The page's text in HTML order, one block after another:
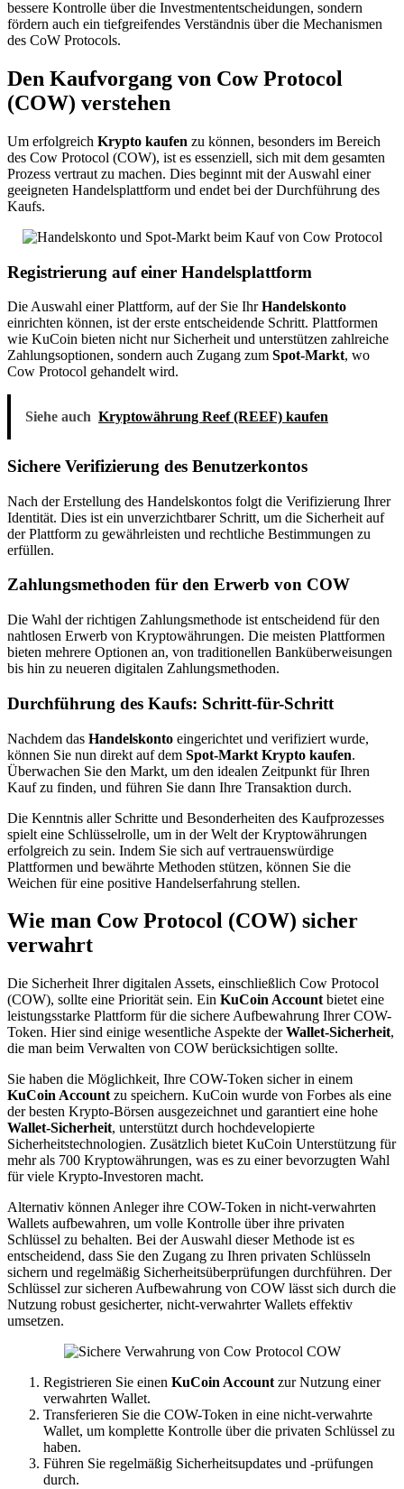
bessere Kontrolle über die Investmententscheidungen, sondern
fördern auch ein tiefgreifendes Verständnis über die Mechanismen
des CoW Protocols.
Den Kaufvorgang von Cow Protocol
(COW) verstehen
Um erfolgreich Krypto kaufen zu können, besonders im Bereich
des Cow Protocol (COW), ist es essenziell, sich mit dem gesamten
Prozess vertraut zu machen. Dies beginnt mit der Auswahl einer
geeigneten Handelsplattform und endet bei der Durchführung des
Kaufs.
Registrierung auf einer Handelsplattform
Die Auswahl einer Plattform, auf der Sie IhrHandelskonto
einrichten können, ist der erste entscheidende Schritt. Plattformen
wie KuCoin bieten nicht nur Sicherheit und unterstützen zahlreiche
Zahlungsoptionen, sondern auch Zugang zum Spot-Markt, wo
Cow Protocol gehandelt wird.
Siehe auch Kryptowährung Reef (REEF) kaufen
Sichere Verifizierung des Benutzerkontos
Nach der Erstellung des Handelskontos folgt die Verifizierung Ihrer
Identität. Dies ist ein unverzichtbarer Schritt, um die Sicherheit auf
der Plattform zu gewährleisten und rechtliche Bestimmungen zu
erfüllen.
Zahlungsmethoden für den Erwerb von COW
Die Wahl der richtigen Zahlungsmethode ist entscheidend für den
nahtlosen Erwerb von Kryptowährungen. Die meisten Plattformen
bieten mehrere Optionen an, von traditionellen Banküberweisungen
bis hin zu neueren digitalen Zahlungsmethoden.
Durchführung des Kaufs: Schritt-für-Schritt
Nachdem das Handelskonto eingerichtet und verifiziert wurde,
können Sie nun direkt auf dem Spot-Markt Krypto kaufen.
Überwachen Sie den Markt, um den idealen Zeitpunkt für Ihren
Kauf zu finden, und führen Sie dann Ihre Transaktion durch.
Die Kenntnis aller Schritte und Besonderheiten des Kaufprozesses
spielt eine Schlüsselrolle, um in der Welt der Kryptowährungen
erfolgreich zu sein. Indem Sie sich auf vertrauenswürdige
Plattformen und bewährte Methoden stützen, können Sie die
Weichen für eine positive Handelserfahrung stellen.
Wie man Cow Protocol (COW) sicher
verwahrt
Die Sicherheit Ihrer digitalen Assets, einschließlich Cow Protocol
(COW), sollte eine Priorität sein. Ein KuCoin Account bietet eine
leistungsstarke Plattform für die sichere Aufbewahrung Ihrer COW-
Token. Hier sind einige wesentliche Aspekte derWallet-Sicherheit,
die man beim Verwalten von COW berücksichtigen sollte.
Sie haben die Möglichkeit, Ihre COW-Token sicher in einem
KuCoin Account zu speichern. KuCoin wurde von Forbes als eine
der besten Krypto-Börsen ausgezeichnet und garantiert eine hohe
Wallet-Sicherheit, unterstützt durch hochdevelopierte
Sicherheitstechnologien. Zusätzlich bietet KuCoin Unterstützung für
mehr als 700 Kryptowährungen, was es zu einer bevorzugten Wahl
für viele Krypto-Investoren macht.
Alternativ können Anleger ihre COW-Token in nicht-verwahrten
Wallets aufbewahren, um volle Kontrolle über ihre privaten
Schlüssel zu behalten. Bei der Auswahl dieser Methode ist es
entscheidend, dass Sie den Zugang zu Ihren privaten Schlüsseln
sichern und regelmäßig Sicherheitsüberprüfungen durchführen. Der
Schlüssel zur sicheren Aufbewahrung von COW lässt sich durch die
Nutzung robust gesicherter, nicht-verwahrter Wallets effektiv
umsetzen.
Registrieren Sie einen KuCoin Account zur Nutzung einer
verwahrten Wallet.
Transferieren Sie die COW-Token in eine nicht-verwahrte
Wallet, um komplette Kontrolle über die privaten Schlüssel zu
haben.
Führen Sie regelmäßig Sicherheitsupdates und -prüfungen
durch.